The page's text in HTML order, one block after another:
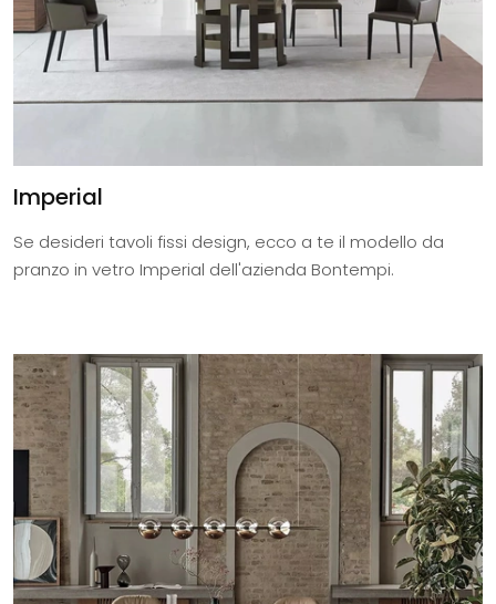
Imperial
Se desideri tavoli fissi design, ecco a te il modello da
pranzo in vetro Imperial dell'azienda Bontempi.